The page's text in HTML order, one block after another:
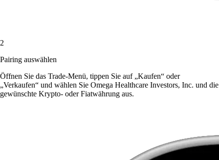
2
Pairing auswählen
Öffnen Sie das Trade-Menü, tippen Sie auf „Kaufen“ oder
„Verkaufen“ und wählen Sie Omega Healthcare Investors, Inc. und die
gewünschte Krypto- oder Fiatwährung aus.